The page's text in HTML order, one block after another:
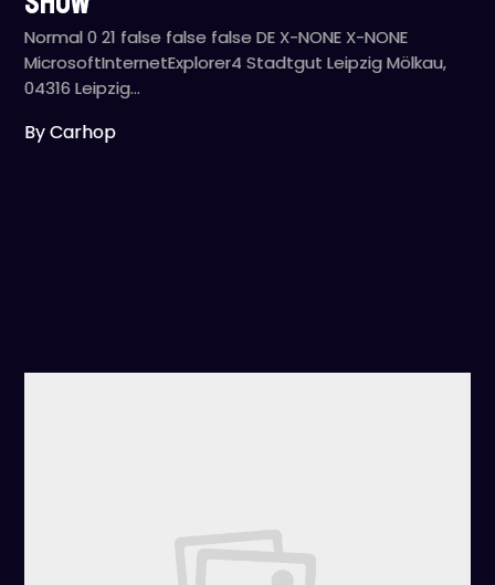
Normal 0 21 false false false DE X-NONE X-NONE
MicrosoftInternetExplorer4 Stadtgut Leipzig Mölkau,
04316 Leipzig…
By Carhop